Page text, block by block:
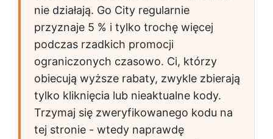
nie działają. Go City regularnie
przyznaje 5 % i tylko trochę więcej
podczas rzadkich promocji
ograniczonych czasowo. Ci, którzy
obiecują wyższe rabaty, zwykle zbierają
tylko kliknięcia lub nieaktualne kody.
Trzymaj się zweryfikowanego kodu na
tej stronie - wtedy naprawdę